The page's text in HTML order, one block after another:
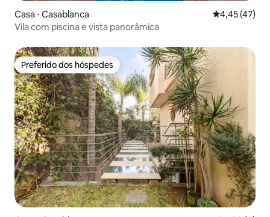
Casa ⋅ Casablanca 4,45 de uma
4,45 (47)
Vila com piscina e vista panorâmica
Preferido dos hóspedes
Preferido dos hóspedes